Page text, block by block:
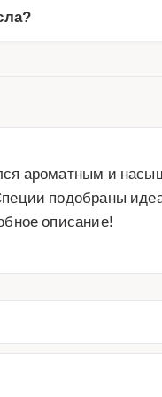
ароматным и
подобраны
описание!